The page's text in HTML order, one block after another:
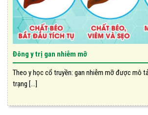
Đông y trị gan nhiễm mỡ
Theo y học cổ truyền: gan nhiễm mỡ được mô
trạng [...]